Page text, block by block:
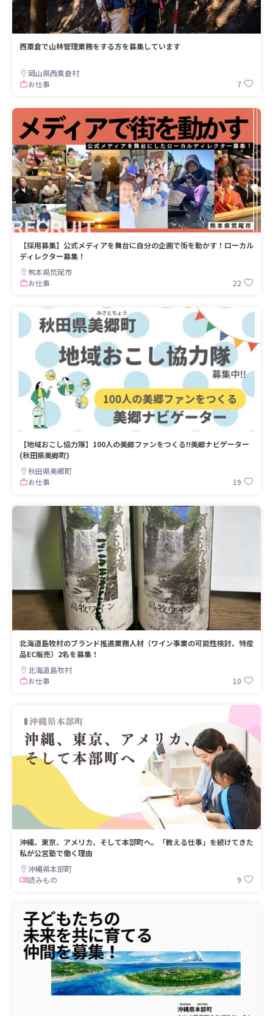
西粟倉で山林管理業務をする方を募集しています
岡山県西粟倉村
お仕事
7
【採用募集】公式メディアを舞台に自分の企画で街を動かす！ローカル
ディレクター募集！
熊本県荒尾市
お仕事
22
【地域おこし協力隊】100人の美郷ファンをつくる!!美郷ナビゲーター
(秋田県美郷町)
秋田県美郷町
お仕事
19
北海道島牧村のブランド推進業務人材（ワイン事業の可能性検討、特産
品EC販売）2名を募集！
北海道島牧村
お仕事
10
沖縄、東京、アメリカ、そして本部町へ。「教える仕事」を続けてきた
私が公営塾で働く理由
沖縄県本部町
読みもの
9